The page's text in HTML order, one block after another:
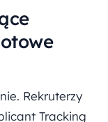
Rekruterzy
Tracking